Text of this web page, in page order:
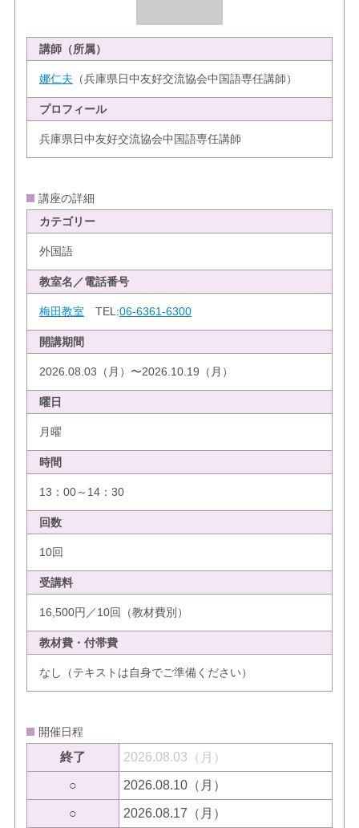
講師（所属）
娜仁夫 （兵庫県日中友好交流協会中国語専任講師）
プロフィール
兵庫県日中友好交流協会中国語専任講師
講座の詳細
カテゴリー
外国語
教室名／電話番号
梅田教室 TEL:06-6361-6300
開講期間
2026.08.03（月）〜2026.10.19（月）
曜日
月曜
時間
13：00～14：30
回数
10回
受講料
16,500円／10回（教材費別）
教材費・付帯費
なし（テキストは自身でご準備ください）
開催日程
終了 2026.08.03（月）
○ 2026.08.10（月）
○ 2026.08.17（月）